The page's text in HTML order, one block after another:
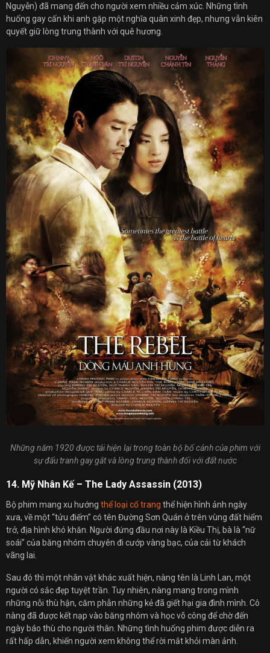
Nguyễn) đã mang đến cho người xem nhiều cảm xúc. Những tình
huống gay cấn khi anh gặp một nghĩa quân xinh đẹp, nhưng vẫn kiên
quyết giữ lòng trung thành với quê hương.
Những năm 1920 được tái hiện lại trong toàn bộ bố cảnh của phim với
sự đấu tranh gay gắt và lòng trung thành đối với đất nước
14. Mỹ Nhân Kế – The Lady Assassin (2013)
Bộ phim mang xu hướng thể loại cổ trang thể hiện hình ảnh ngày
xưa, về một “tửu điếm” có tên Đường Sơn Quán ở trên vùng đất hiểm
trở, địa hình khó khăn. Người đứng đầu nơi này là Kiều Thị, bà là “nữ
soái” của băng nhóm chuyên đi cướp vàng bạc, của cải từ khách
vãng lai.
Sau đó thì một nhân vật khác xuất hiện, nàng tên là Linh Lan, một
người có sắc đẹp tuyệt trần. Tuy nhiên, nàng mang trong mình
những nỗi thù hận, căm phẫn những kẻ đã giết hại gia đình mình. Cô
nàng đã được kết nạp vào băng nhóm và học võ công để chờ đến
ngày báo thù cho người thân. Những tình huống phim được diễn ra
rất hấp dẫn, khiến người xem không thể rời mắt khỏi màn ảnh.